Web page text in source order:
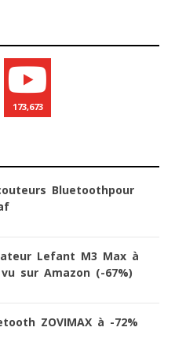
173,673
Bluetoothpour
Lefant M3 Max à
sur Amazon (-67%)
ZOVIMAX à -72%